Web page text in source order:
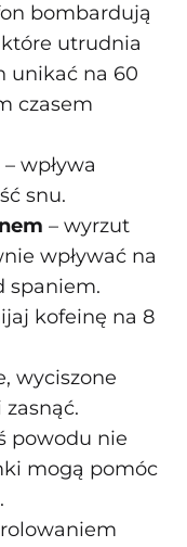
bombardują
utrudnia
unikać na 60
czasem
– wpływa
snu.
– wyrzut
wpływać na
spaniem.
kofeinę na 8
wyciszone
powodu nie
mogą pomóc